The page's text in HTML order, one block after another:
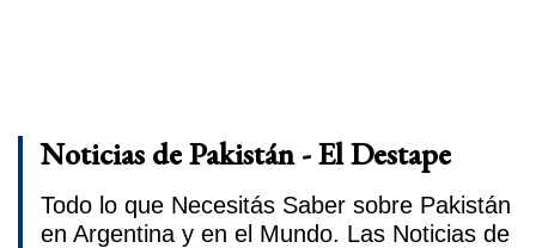
Noticias de Pakistán - El Destape
Todo lo que Necesitás Saber sobre Pakistán
en Argentina y en el Mundo. Las Noticias de